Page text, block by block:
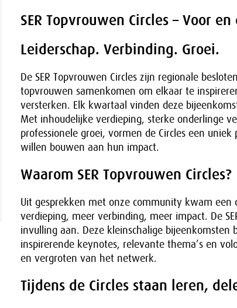
SER Topvrouwen Circles – Voor
Leiderschap. Verbinding. Groei.
De SER Topvrouwen Circles zijn regionale
topvrouwen samenkomen om elkaar te
versterken. Elk kwartaal vinden deze
Met inhoudelijke verdieping, sterke onderlinge
professionele groei, vormen de Circles een
willen bouwen aan hun impact.
Waarom SER Topvrouwen Circles?
Uit gesprekken met onze community kwam
verdieping, meer verbinding, meer impact. De
invulling aan. Deze kleinschalige
inspirerende keynotes, relevante thema’s en
en vergroten van het netwerk.
Tijdens de Circles staan leren,